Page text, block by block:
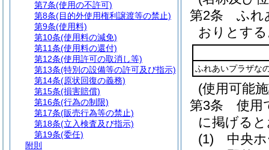
第2条
ふれ
おりとす
ふれあいプラザな
(使用可能
第3条
使用
に掲げる
(1)
中央
第7条(使用の不許可)
第8条(目的外使用権利譲渡等の禁止)
第9条(使用料)
第10条(使用料の減免)
第11条(使用料の還付)
第12条(使用許可の取消し等)
第13条(特別の設備等の許可及び指示)
第14条(原状回復の義務)
第15条(損害賠償)
第16条(行為の制限)
第17条(販売行為等の禁止)
第18条(立入検査及び指示)
第19条(委任)
附則